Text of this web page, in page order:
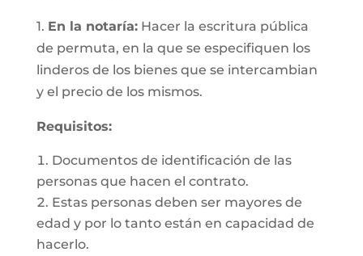
1. En la notaría:Hacer la escritura pública
de permuta, en la que se especifiquen los
linderos de los bienes que se intercambian
y el precio de los mismos.
Requisitos:
Documentos de identificación de las
personas que hacen el contrato.
Estas personas deben ser mayores de
edad y por lo tanto están en capacidad de
hacerlo.